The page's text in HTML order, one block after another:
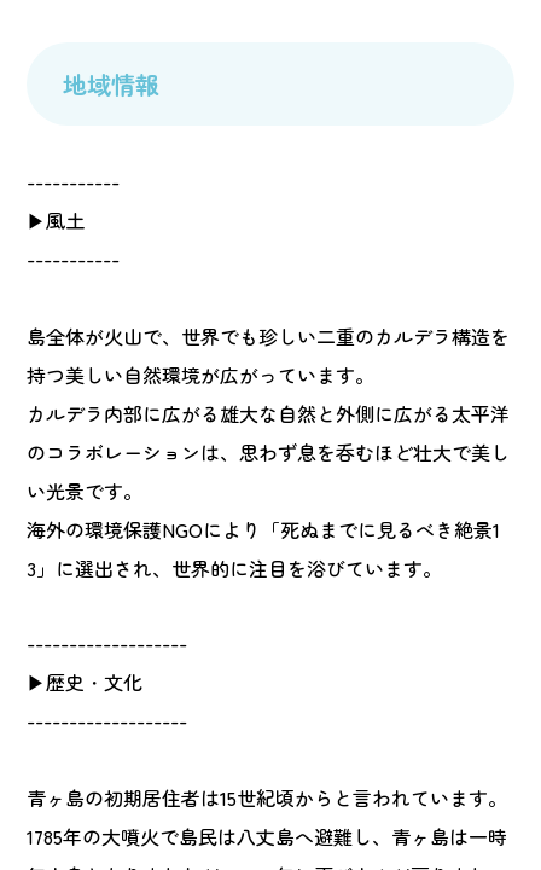
地域情報
-----------
▶風土
-----------
島全体が火山で、世界でも珍しい二重のカルデラ構造を
持つ美しい自然環境が広がっています。
カルデラ内部に広がる雄大な自然と外側に広がる太平洋
のコラボレーションは、思わず息を呑むほど壮大で美し
い光景です。
海外の環境保護NGOにより「死ぬまでに見るべき絶景1
3」に選出され、世界的に注目を浴びています。
-------------------
▶歴史・文化
-------------------
青ヶ島の初期居住者は15世紀頃からと言われています。
1785年の大噴火で島民は八丈島へ避難し、青ヶ島は一時